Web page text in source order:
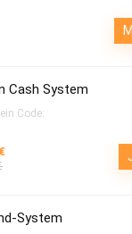
Cash System
Code:
System